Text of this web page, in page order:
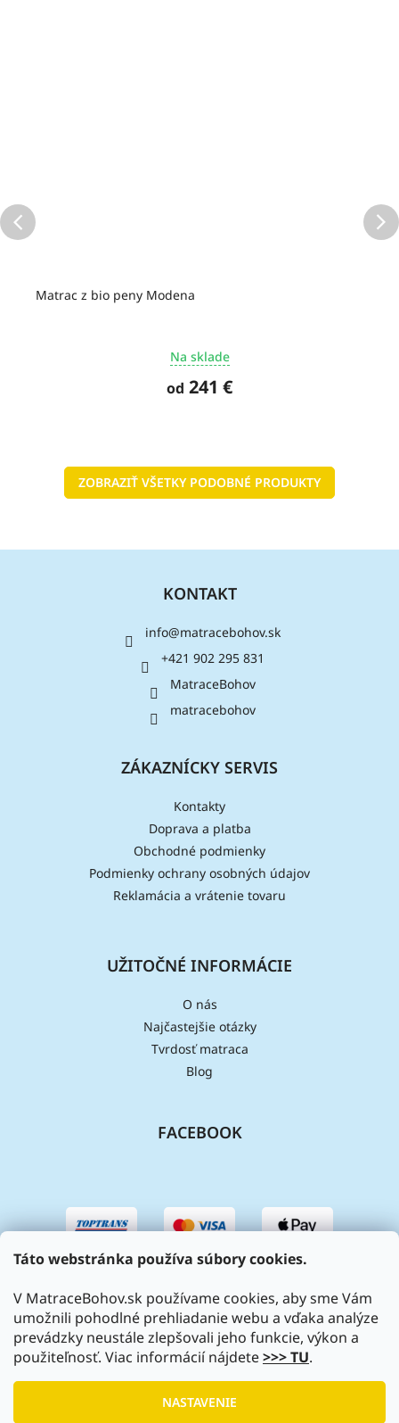
Táto webstránka používa súbory cookies.
V MatraceBohov.sk používame cookies, aby sme Vám
umožnili pohodlné prehliadanie webu a vďaka analýze
prevádzky neustále zlepšovali jeho funkcie, výkon a
použiteľnosť. Viac informácií nájdete>>> TU.
NASTAVENIE
Matrac z bio peny Modena
Na sklade
od 241 €
ZOBRAZIŤ VŠETKY PODOBNÉ PRODUKTY
Z
KONTAKT
info@matracebohov.sk
+421 902 295 831
MatraceBohov
matracebohov
ZÁKAZNÍCKY SERVIS
Kontakty
Doprava a platba
Obchodné podmienky
Podmienky ochrany osobných údajov
Reklamácia a vrátenie tovaru
UŽITOČNÉ INFORMÁCIE
O nás
Najčastejšie otázky
Tvrdosť matraca
Blog
FACEBOOK